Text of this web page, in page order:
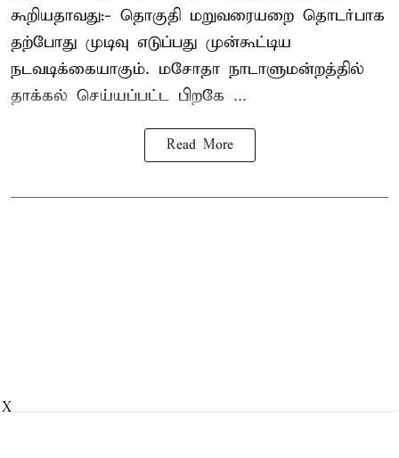
கூறியதாவது:- தொகுதி மறுவரையறை தொடர்பாக
தற்போது முடிவு எடுப்பது முன்கூட்டிய
நடவடிக்கையாகும். மசோதா நாடாளுமன்றத்தில்
தாக்கல் செய்யப்பட்ட பிறகே ...
Read More
X